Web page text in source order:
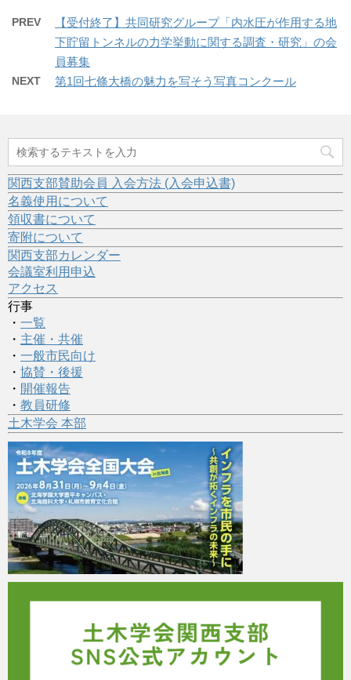
PREV
【受付終了】共同研究グループ「内水圧が作用する地
下貯留トンネルの力学挙動に関する調査・研究」の会
員募集
NEXT 第1回七條大橋の魅力を写そう写真コンクール
関西支部賛助会員 入会方法 (入会申込書)
名義使用について
領収書について
寄附について
関西支部カレンダー
会議室利用申込
アクセス
行事
・ 一覧
・ 主催・共催
・ 一般市民向け
・ 協賛・後援
・ 開催報告
・ 教員研修
土木学会 本部